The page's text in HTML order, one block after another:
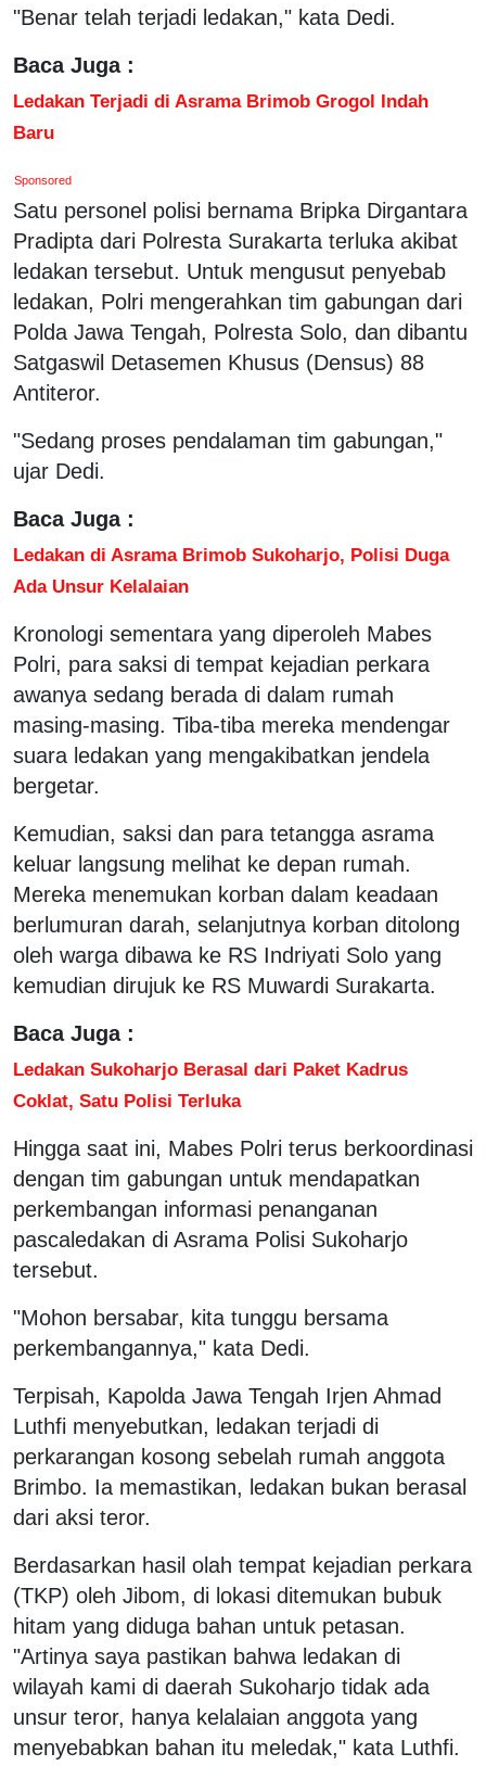
"Benar telah terjadi ledakan," kata Dedi.
Baca Juga :
Ledakan Terjadi di Asrama Brimob Grogol Indah
Baru
Sponsored
Satu personel polisi bernama Bripka Dirgantara
Pradipta dari Polresta Surakarta terluka akibat
ledakan tersebut. Untuk mengusut penyebab
ledakan, Polri mengerahkan tim gabungan dari
Polda Jawa Tengah, Polresta Solo, dan dibantu
Satgaswil Detasemen Khusus (Densus) 88
Antiteror.
"Sedang proses pendalaman tim gabungan,"
ujar Dedi.
Baca Juga :
Ledakan di Asrama Brimob Sukoharjo, Polisi Duga
Ada Unsur Kelalaian
Kronologi sementara yang diperoleh Mabes
Polri, para saksi di tempat kejadian perkara
awanya sedang berada di dalam rumah
masing-masing. Tiba-tiba mereka mendengar
suara ledakan yang mengakibatkan jendela
bergetar.
Kemudian, saksi dan para tetangga asrama
keluar langsung melihat ke depan rumah.
Mereka menemukan korban dalam keadaan
berlumuran darah, selanjutnya korban ditolong
oleh warga dibawa ke RS Indriyati Solo yang
kemudian dirujuk ke RS Muwardi Surakarta.
Baca Juga :
Ledakan Sukoharjo Berasal dari Paket Kadrus
Coklat, Satu Polisi Terluka
Hingga saat ini, Mabes Polri terus berkoordinasi
dengan tim gabungan untuk mendapatkan
perkembangan informasi penanganan
pascaledakan di Asrama Polisi Sukoharjo
tersebut.
"Mohon bersabar, kita tunggu bersama
perkembangannya," kata Dedi.
Terpisah, Kapolda Jawa Tengah Irjen Ahmad
Luthfi menyebutkan, ledakan terjadi di
perkarangan kosong sebelah rumah anggota
Brimbo. Ia memastikan, ledakan bukan berasal
dari aksi teror.
Berdasarkan hasil olah tempat kejadian perkara
(TKP) oleh Jibom, di lokasi ditemukan bubuk
hitam yang diduga bahan untuk petasan.
"Artinya saya pastikan bahwa ledakan di
wilayah kami di daerah Sukoharjo tidak ada
unsur teror, hanya kelalaian anggota yang
menyebabkan bahan itu meledak," kata Luthfi.